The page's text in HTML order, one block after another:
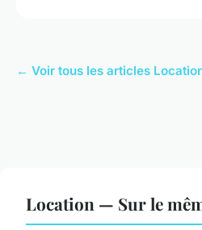
← Voir tous les articles
Location — Sur le